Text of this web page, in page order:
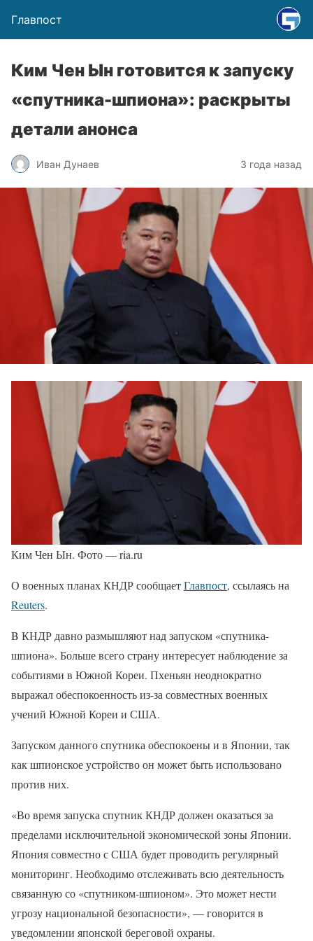
Главпост
Ким Чен Ын готовится к запуску
«спутника-шпиона»: раскрыты
детали анонса
Иван Дунаев 3 года назад
Ким Чен Ын. Фото — ria.ru
О военных планах КНДР сообщаетГлавпост, ссылаясь на
Reuters.
B КНДР давно размышляют над запуском «спутника-
шпиона». Больше всего страну интересует наблюдение за
событиями в Южной Кореи. Пхеньян неоднократно
выражал обеспокоенность из-за совместных военных
учений Южной Кореи и США.
Запуском данного спутника обеспокоены и в Японии, так
как шпионское устройство он может быть использовано
против них.
«Во время запуска спутник КНДР должен оказаться за
пределами исключительной экономической зоны Японии.
Япония совместно с США будет проводить регулярный
мониторинг. Необходимо отслеживать всю деятельность
связанную со «спутником-шпионом». Это может нести
угрозу национальной безопасности», — говорится в
уведомлении японской береговой охраны.